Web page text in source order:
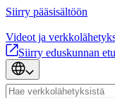
Siirry pääsisältöön
Videot ja
Siirry eduskunnan